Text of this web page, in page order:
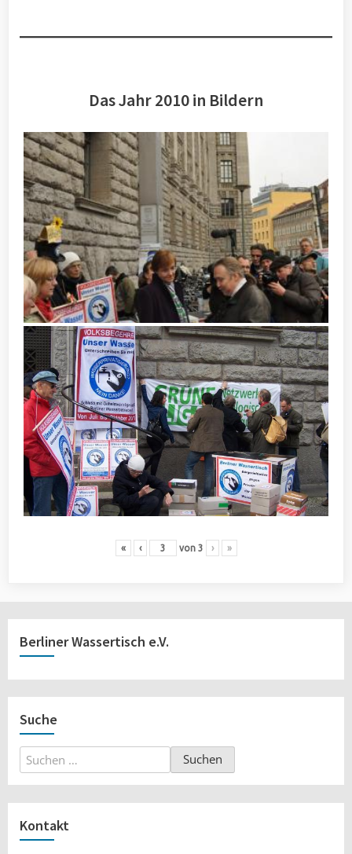
Das Jahr 2010 in Bildern
« ‹ von 3 › »
Berliner Wassertisch e.V.
Suche
Suchen
nach:
Kontakt